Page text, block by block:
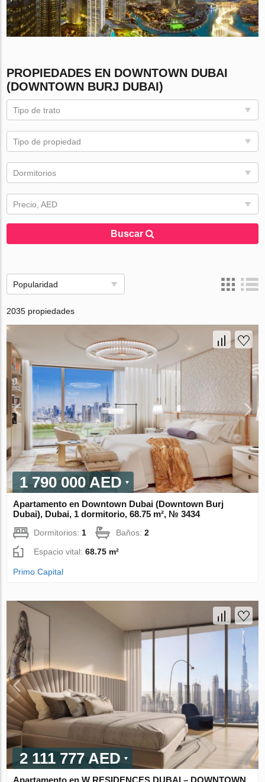
PROPIEDADES EN DOWNTOWN DUBAI
(DOWNTOWN BURJ DUBAI)
Tipo de trato
Tipo de propiedad
Dormitorios
Precio, AED
Buscar
Popularidad
2035 propiedades
1 790 000 AED
Apartamento en Downtown Dubai (Downtown Burj
Dubai), Dubai, 1 dormitorio, 68.75 m², № 3434
Dormitorios: 1 Baños:2
Espacio vital:68.75 m²
Primo Capital
2 111 777 AED
Apartamento en W RESIDENCES DUBAI – DOWNTOWN